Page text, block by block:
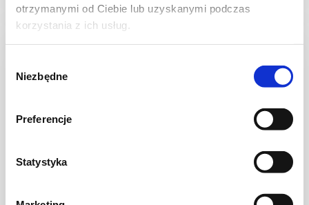
otrzymanymi od Ciebie lub uzyskanymi podczas
korzystania z ich usług.
zgody
Niezbędne
Preferencje
Statystyka